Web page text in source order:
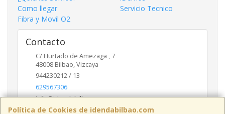
Política de Cookies de idendabilbao.com
Como llegar
Servicio Tecnico
Fibra y Movil O2
Contacto
C/ Hurtado de Amezaga , 7
48008 Bilbao,Vizcaya
944230212 / 13
629567306
info@idendabilbao.com